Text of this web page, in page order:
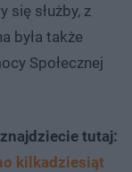
się służby, z
była także
Społecznej
tutaj:
kilkadziesiąt